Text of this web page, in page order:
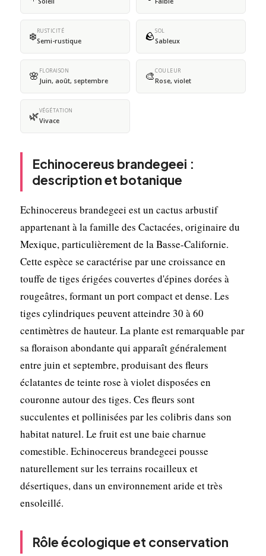
❄️RUSTICITÉ
Semi-rustique 🪨SOL
Sableux
🌸 FLORAISON
Juin, août, septembre 🎨COULEUR
Rose, violet
🌿VÉGÉTATION
Vivace
Echinocereus brandegeei :
description et botanique
Echinocereus brandegeei est un cactus arbustif
appartenant à la famille des Cactacées, originaire du
Mexique, particulièrement de la Basse-Californie.
Cette espèce se caractérise par une croissance en
touffe de tiges érigées couvertes d'épines dorées à
rougeâtres, formant un port compact et dense. Les
tiges cylindriques peuvent atteindre 30 à 60
centimètres de hauteur. La plante est remarquable par
sa floraison abondante qui apparaît généralement
entre juin et septembre, produisant des fleurs
éclatantes de teinte rose à violet disposées en
couronne autour des tiges. Ces fleurs sont
succulentes et pollinisées par les colibris dans son
habitat naturel. Le fruit est une baie charnue
comestible. Echinocereus brandegeei pousse
naturellement sur les terrains rocailleux et
désertiques, dans un environnement aride et très
ensoleillé.
Rôle écologique et conservation